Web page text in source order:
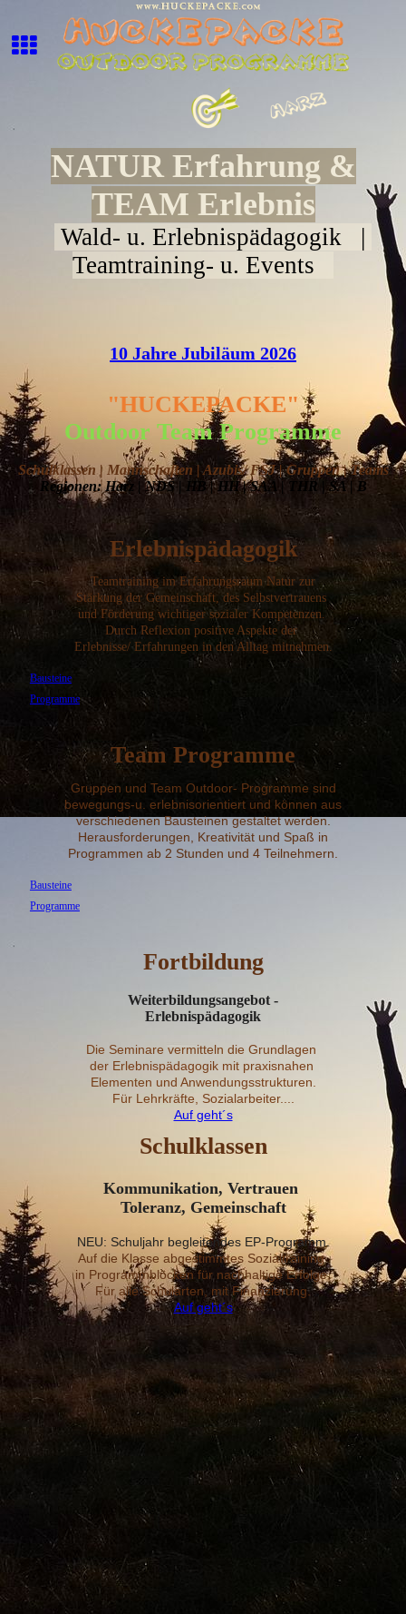
NATUR Erfahrung &
TEAM Erlebnis
Wald- u. Erlebnispädagogik |
Teamtraining- u. Events
10 Jahre Jubiläum 2026
"HUCKEPACKE"
Outdoor Team Programme
Schulklassen | Mannschaften | Azubis/ FSJ | Gruppen | Teams
Regionen: Harz | NDS | HB | HH | SAA | THR | SA | B
Erlebnispädagogik
Teamtraining im Erfahrungsraum Natur zur
Stärkung der Gemeinschaft, des Selbstvertrauens
und Förderung wichtiger sozialer Kompetenzen.
Durch Reflexion positive Aspekte der
Erlebnisse/Erfahrungen in den Alltag mitnehmen.
Bausteine
Programme
Team Programme
Gruppen und Team Outdoor- Programme sind
bewegungs-u. erlebnisorientiert und können aus
verschiedenen Bausteinen gestaltet werden.
Herausforderungen, Kreativität und Spaß in
Programmen ab 2 Stunden und 4 Teilnehmern.
Bausteine
Programme
Fortbildung
Weiterbildungsangebot -
Erlebnispädagogik
Die Seminare vermitteln die Grundlagen
der Erlebnispädagogik mit praxisnahen
Elementen und Anwendungsstrukturen.
Für Lehrkräfte, Sozialarbeiter....
Auf geht´s
Schulklassen
Kommunikation, Vertrauen
Toleranz, Gemeinschaft
NEU: Schuljahr begleitendes EP-Programm.
Auf die Klasse abgestimmtes Sozialtraining
in Programmblöcken für nachhaltige Erfolge.
Für alle Schularten, mit Finanzierung.
Auf geht´s